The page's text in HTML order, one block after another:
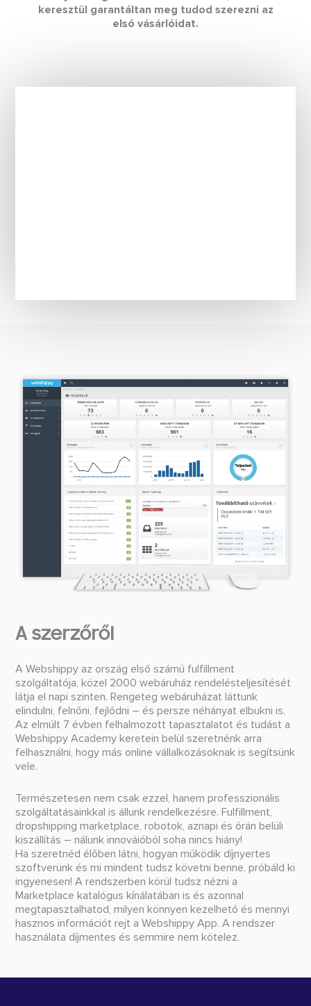
keresztül garantáltan meg tudod szerezni az
első vásárlóidat.
A szerzőről
A Webshippy az ország első számú fulfillment
szolgáltatója, közel 2000 webáruház rendelésteljesítését
látja el napi szinten. Rengeteg webáruházat láttunk
elindulni, felnőni, fejlődni – és persze néhányat elbukni is.
Az elmúlt 7 évben felhalmozott tapasztalatot és tudást a
Webshippy Academy keretein belül szeretnénk arra
felhasználni, hogy más online vállalkozásoknak is segítsünk
vele.
Természetesen nem csak ezzel, hanem professzionális
szolgáltatásainkkal is állunk rendelkezésre. Fulfillment,
dropshipping marketplace, robotok, aznapi és órán belüli
kiszállítás – nálunk innováióból soha nincs hiány!
Ha szeretnéd élőben látni, hogyan működik díjnyertes
szoftverünk és mi mindent tudsz követni benne, próbáld ki
ingyenesen! A rendszerben körül tudsz nézni a
Marketplace katalógus kínálatában is és azonnal
megtapasztalhatod, milyen könnyen kezelhető és mennyi
hasznos információt rejt a Webshippy App. A rendszer
használata díjmentes és semmire nem kötelez.